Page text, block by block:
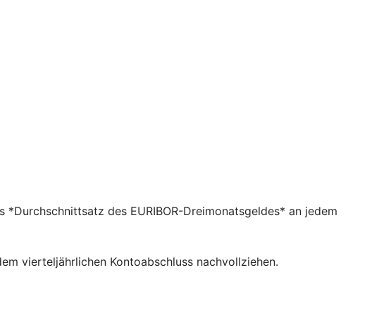
des EURIBOR-Dreimonatsgeldes* an jedem
vierteljährlichen Kontoabschluss nachvollziehen.